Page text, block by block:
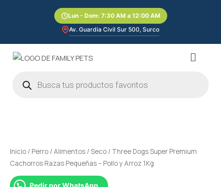
Lun - Dom: 7:30 AM a 12:00 AM
Av. Guardia Civil Sur 500, Surco
Menú
productos
Inicio / Perro /Alimentos /Seco / Three Dogs Super Premium
Cachorros Razas Pequeñas – Pollo y Arroz 1Kg
Pedir por WhatsApp
Premium
Cachorros
Pequeñas